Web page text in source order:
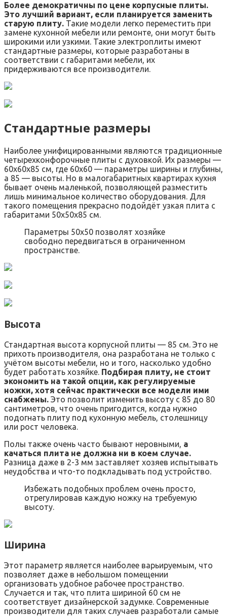
Более демократичны по цене корпусные плиты.
Это лучший вариант, если планируется заменить
старую плиту. Такие модели легко переместить при
замене кухонной мебели или ремонте, они могут быть
широкими или узкими. Такие электроплиты имеют
стандартные размеры, которые разработаны в
соответствии с габаритами мебели, их
придерживаются все производители.
Стандартные размеры
Наиболее унифицированными являются традиционные
четырехконфорочные плиты с духовкой. Их размеры —
60х60х85 см, где 60х60 — параметры ширины и глубины,
а 85 — высоты. Но в малогабаритных квартирах кухня
бывает очень маленькой, позволяющей разместить
лишь минимальное количество оборудования. Для
такого помещения прекрасно подойдёт узкая плита с
габаритами 50х50х85 см.
Параметры 50х50 позволят хозяйке
свободно передвигаться в ограниченном
пространстве.
Высота
Стандартная высота корпусной плиты — 85 см. Это не
прихоть производителя, она разработана не только с
учётом высоты мебели, но и того, насколько удобно
будет работать хозяйке. Подбирая плиту, не стоит
экономить на такой опции, как регулируемые
ножки, хотя сейчас практически все модели ими
снабжены. Это позволит изменить высоту с 85 до 80
сантиметров, что очень пригодится, когда нужно
подогнать плиту под кухонную мебель, столешницу
или рост человека.
Полы также очень часто бывают неровными, а
качаться плита не должна ни в коем случае.
Разница даже в 2-3 мм заставляет хозяев испытывать
неудобства и что-то подкладывать под устройство.
Избежать подобных проблем очень просто,
отрегулировав каждую ножку на требуемую
высоту.
Ширина
Этот параметр является наиболее варьируемым, что
позволяет даже в небольшом помещении
организовать удобное рабочее пространство.
Случается и так, что плита шириной 60 см не
соответствует дизайнерской задумке. Современные
производители для таких случаев разработали самые